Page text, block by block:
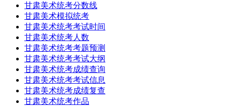
甘肃美术统考分数线
甘肃美术模拟统考
甘肃美术统考考试时间
甘肃美术统考人数
甘肃美术统考考题预测
甘肃美术统考考试大纲
甘肃美术统考成绩查询
甘肃美术统考考试信息
甘肃美术统考成绩复查
甘肃美术统考作品